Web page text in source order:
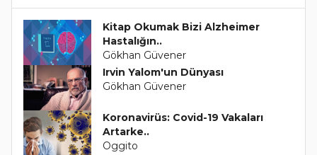
Kitap Okumak Bizi Alzheimer
Hastalığın..
Gökhan Güvener
Irvin Yalom'un Dünyası
Gökhan Güvener
Koronavirüs: Covid-19 Vakaları
Artarke..
Oggito